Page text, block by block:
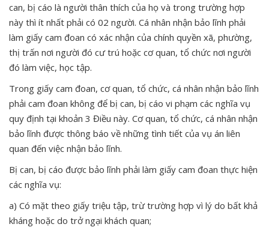
can, bị cáo là người thân thích của họ và trong trường hợp
này thì ít nhất phải có 02 người. Cá nhân nhận bảo lĩnh phải
làm giấy cam đoan có xác nhận của chính quyền xã, phường,
thị trấn nơi người đó cư trú hoặc cơ quan, tổ chức nơi người
đó làm việc, học tập.
Trong giấy cam đoan, cơ quan, tổ chức, cá nhân nhận bảo lĩnh
phải cam đoan không để bị can, bị cáo vi phạm các nghĩa vụ
quy định tại khoản 3 Điều này. Cơ quan, tổ chức, cá nhân nhận
bảo lĩnh được thông báo về những tình tiết của vụ án liên
quan đến việc nhận bảo lĩnh.
Bị can, bị cáo được bảo lĩnh phải làm giấy cam đoan thực hiện
các nghĩa vụ:
a) Có mặt theo giấy triệu tập, trừ trường hợp vì lý do bất khả
kháng hoặc do trở ngại khách quan;